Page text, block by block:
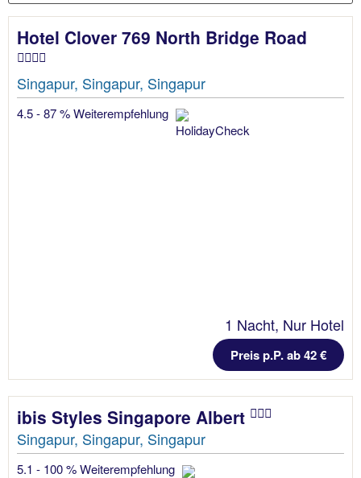
Hotel Clover 769 North Bridge Road
Singapur, Singapur, Singapur
4.5 - 87 % Weiterempfehlung
1 Nacht, Nur Hotel
Preis p.P. ab 42 €
ibis Styles Singapore Albert
Singapur, Singapur, Singapur
5.1 - 100 % Weiterempfehlung